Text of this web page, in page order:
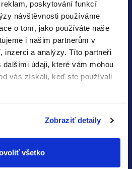
poskytování funkcí
návštěvnosti používáme
o tom, jako používáte naše
i našim partnerům v
inzerci a analýzy. Títo partneři
údaji, které vám mohou
vás získali, keď ste používali
Zobraziť detaily
všetko
novinky »
je u nás v bezpečí.Newslettery
, oficiálny e-shop značiek
Good Gout a Salvest.